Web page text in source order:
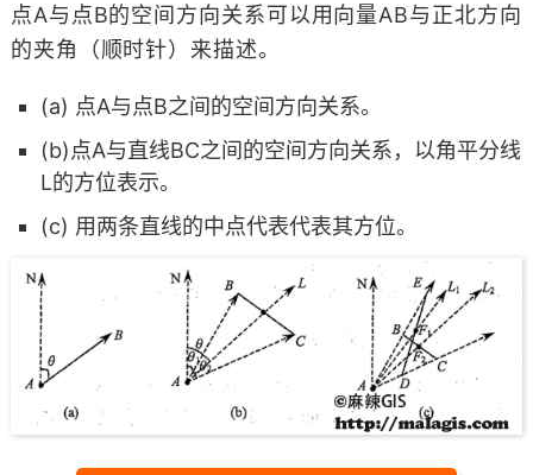
点A与点B的空间方向关系可以用向量AB与正北方向
的夹角（顺时针）来描述。
(a) 点A与点B之间的空间方向关系。
(b)点A与直线BC之间的空间方向关系，以角平分线
L的方位表示。
(c) 用两条直线的中点代表代表其方位。